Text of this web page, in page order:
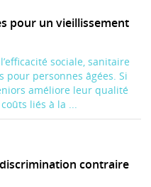
pour un vieillissement
sociale, sanitaire
pour personnes âgées. Si
améliore leur qualité
liés à la ...
contraire